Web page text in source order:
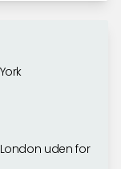
uden for